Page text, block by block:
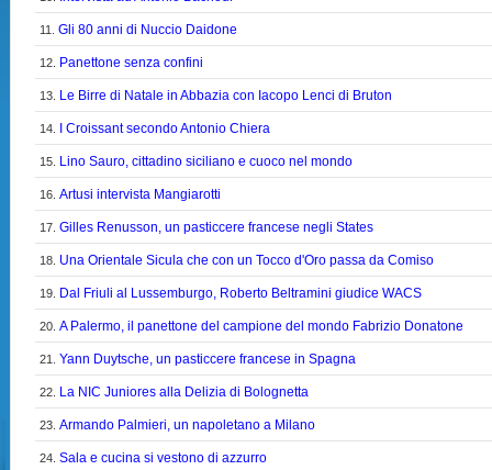
11.Gli 80 anni di Nuccio Daidone
12. Panettone senza confini
13. Le Birre di Natale in Abbazia con Iacopo Lenci di Bruton
14. I Croissant secondo Antonio Chiera
15. Lino Sauro, cittadino siciliano e cuoco nel mondo
16.Artusi intervista Mangiarotti
17.Gilles Renusson, un pasticcere francese negli States
18. Una Orientale Sicula che con un Tocco d'Oro passa da Comiso
19. Dal Friuli al Lussemburgo, Roberto Beltramini giudice WACS
20.A Palermo, il panettone del campione del mondo Fabrizio Donatone
21.Yann Duytsche, un pasticcere francese in Spagna
22. La NIC Juniores alla Delizia di Bolognetta
23.Armando Palmieri, un napoletano a Milano
24.Sala e cucina si vestono di azzurro